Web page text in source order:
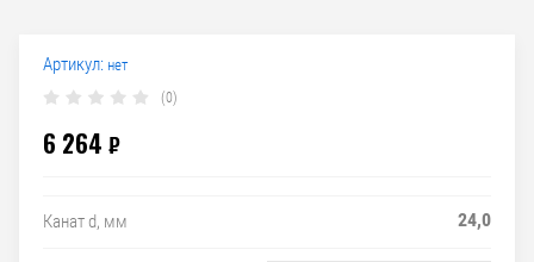
Артикул: нет
(0)
6 264 ₽
Канат d, мм 24,0